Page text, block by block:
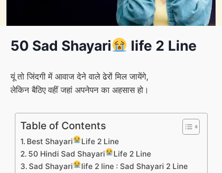
50 Sad Shayari life 2 Line
यूं तो जिंदगी में आवाज देने वाले ढेरों मिल जायेंगे,
लेकिन बैठिए वहीं जहां अपनेपन का अहसास हो।
Table of Contents
Best Shayari
Life 2 Line
50 Hindi Sad Shayari
Life 2 Line
Sad Shayari
life 2 line : Sad Shayari 2 Line